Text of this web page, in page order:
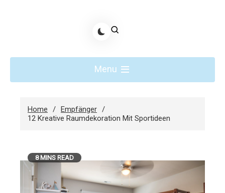
Menu
Home
Empfänger
12 Kreative Raumdekoration Mit Sportideen
8 MINS READ